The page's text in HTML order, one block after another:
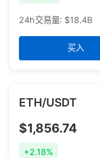
24h交易量: $18.4B
买入
ETH/USDT
$1,856.74
+2.18%